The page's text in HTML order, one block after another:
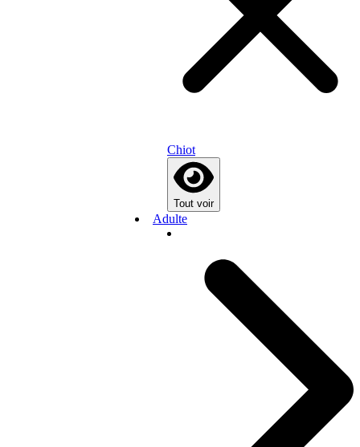
Chiot
Tout voir
Adulte